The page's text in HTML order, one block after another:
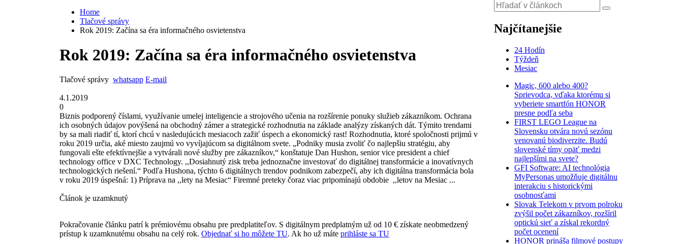
Home
Tlačové správy
Rok 2019: Začína sa éra informačného osvietenstva
Rok 2019: Začína sa éra informačného osvietenstva
Tlačové správy whatsapp E-mail
4.1.2019
0
Biznis podporený číslami, využívanie umelej inteligencie a strojového učenia na rozšírenie ponuky služieb zákazníkom. Ochrana
ich osobných údajov povýšená na obchodný zámer a strategické rozhodnutia na základe analýzy získaných dát. Týmito trendami
by sa mali riadiť tí, ktorí chcú v nasledujúcich mesiacoch zažiť úspech a ekonomický rast! Rozhodnutia, ktoré spoločnosti prijmú v
roku 2019 určia, aké miesto zaujmú vo vyvíjajúcom sa digitálnom svete. „Podniky musia zvoliť čo najlepšiu stratégiu, aby
fungovali ešte efektívnejšie a vytvárali nové služby pre zákazníkov,“ konštatuje Dan Hushon, senior vice president a chief
technology office v DXC Technology. ,,Dosiahnutý zisk treba jednoznačne investovať do digitálnej transformácie a inovatívnych
technologických riešení.“ Podľa Hushona, týchto 6 digitálnych trendov podnikom zabezpečí, aby ich digitálna transformácia bola
v roku 2019 úspešná: 1) Príprava na ,,lety na Mesiac“ Firemné preteky čoraz viac pripomínajú obdobie ,,letov na Mesiac ...
Článok je uzamknutý
Pokračovanie článku patrí k prémiovému obsahu pre predplatiteľov. S digitálnym predplatným už od 10 € získate neobmedzený
prístup k uzamknutému obsahu na celý rok. Objednať si ho môžete TU. Ak ho už máte prihláste sa TU
Najčítanejšie
24 Hodín
Týždeň
Mesiac
Magic, 600 alebo 400?
Sprievodca, vďaka ktorému si
vyberiete smartfón HONOR
presne podľa seba
FIRST LEGO League na
Slovensku otvára novú sezónu
venovanú biodiverzite. Budú
slovenské tímy opäť medzi
najlepšími na svete?
GFI Software: AI technológia
MyPersonas umožňuje digitálnu
interakciu s historickými
osobnosťami
Slovak Telekom v prvom polroku
zvýšil počet zákazníkov, rozšíril
optickú sieť a získal rekordný
počet ocenení
HONOR prináša filmové postupy